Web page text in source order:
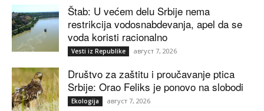
Štab: U većem delu Srbije nema
restrikcija vodosnabdevanja, apel da se
voda koristi racionalno
Vesti iz Republike август 7, 2026
Društvo za zaštitu i proučavanje ptica
Srbije: Orao Feliks je ponovo na slobodi
Ekologija август 7, 2026